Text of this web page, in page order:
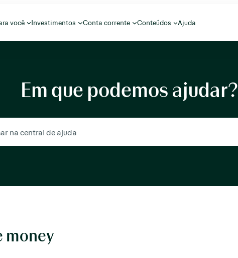
você Investimentos Conta corrente Conteúdos Ajuda
Em que podemos ajudar?
money